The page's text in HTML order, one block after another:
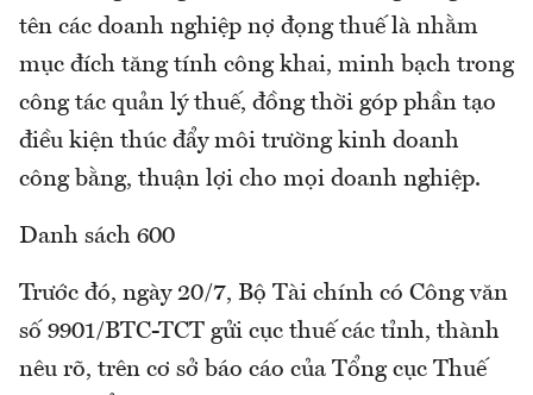
tên các doanh nghiệp nợ đọng thuế là nhằm
mục đích tăng tính công khai, minh bạch trong
công tác quản lý thuế, đồng thời góp phần tạo
điều kiện thúc đẩy môi trường kinh doanh
công bằng, thuận lợi cho mọi doanh nghiệp.
Danh sách 600
Trước đó, ngày 20/7, Bộ Tài chính có Công văn
số 9901/BTC-TCT gửi cục thuế các tỉnh, thành
nêu rõ, trên cơ sở báo cáo của Tổng cục Thuế